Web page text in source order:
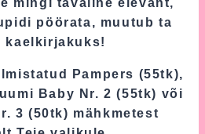
mingi tavaline elevant,
pöörata, muutub ta
kaelkirjakuks!
Pampers (55tk),
Baby Nr. 2 (55tk) või
3 (50tk) mähkmetest